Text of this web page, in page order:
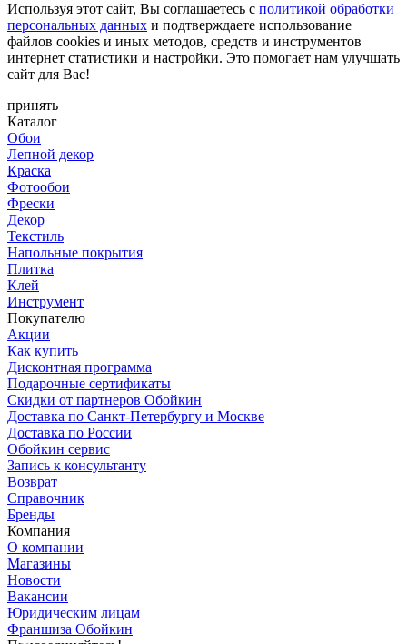
Используя этот сайт, Вы соглашаетесь с политикой обработки
персональных данных и подтверждаете использование
файлов cookies и иных методов, средств и инструментов
интернет статистики и настройки. Это помогает нам улучшать
сайт для Вас!
принять
Каталог
Обои
Лепной декор
Краска
Фотообои
Фрески
Декор
Текстиль
Напольные покрытия
Плитка
Клей
Инструмент
Покупателю
Акции
Как купить
Дисконтная программа
Подарочные сертификаты
Скидки от партнеров Обойкин
Доставка по Санкт-Петербургу и Москве
Доставка по России
Обойкин сервис
Запись к консультанту
Возврат
Справочник
Бренды
Компания
О компании
Магазины
Новости
Вакансии
Юридическим лицам
Франшиза Обойкин